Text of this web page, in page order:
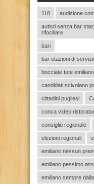
118 audizione
autisti senza bar
rifocillare
bari
bar stazioni di
bocciate tute emiliano
candidati scivolano
cittadini pugliesi
conca video
consiglio regionale
elezioni regionali
emiliano nessun
emiliano pessimo
emiliano sempre